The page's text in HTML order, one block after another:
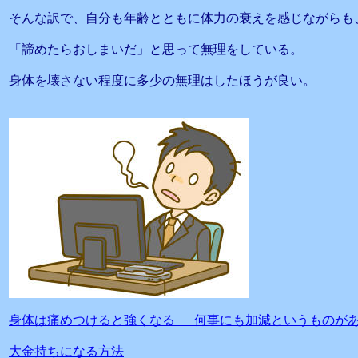
そんな訳で、自分も年齢とともに体力の衰えを感じながらも
「諦めたらおしまいだ」と思って無理をしている。
身体を壊さない程度に多少の無理はしたほうが良い。
身体は痛めつけると強くなる 何事にも加減というものが
大金持ちになる方法